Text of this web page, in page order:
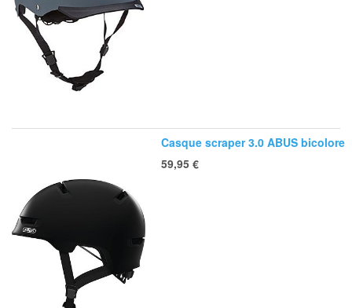
Casque scraper 3.0 ABUS bicolore
59,95 €